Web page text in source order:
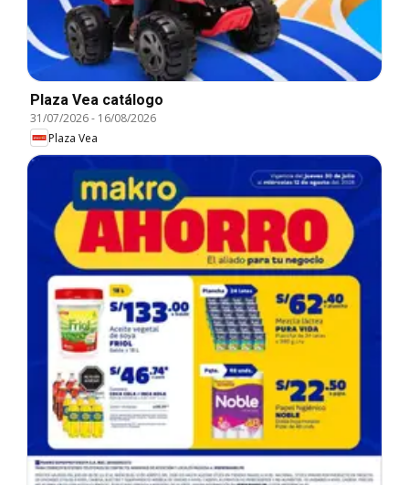
Plaza Vea catálogo
31/07/2026- 16/08/2026
Plaza Vea